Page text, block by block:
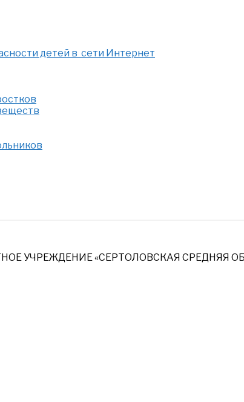
детей в сети Интернет
УЧРЕЖДЕНИЕ «СЕРТОЛОВСКАЯ СРЕДНЯЯ